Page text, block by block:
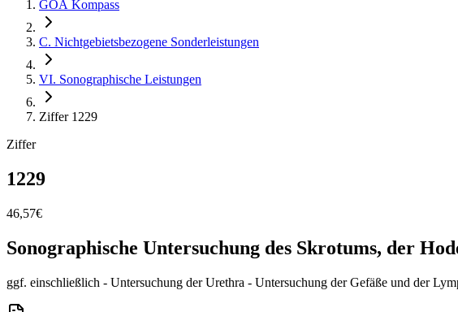
GOÄ Kompass
C. Nichtgebietsbezogene Sonderleistungen
VI. Sonographische Leistungen
Ziffer 1229
Ziffer
1229
46,57€
Sonographische Untersuchung des Skrotums, der
ggf. einschließlich - Untersuchung der Urethra - Untersuchung der Gefäße und der